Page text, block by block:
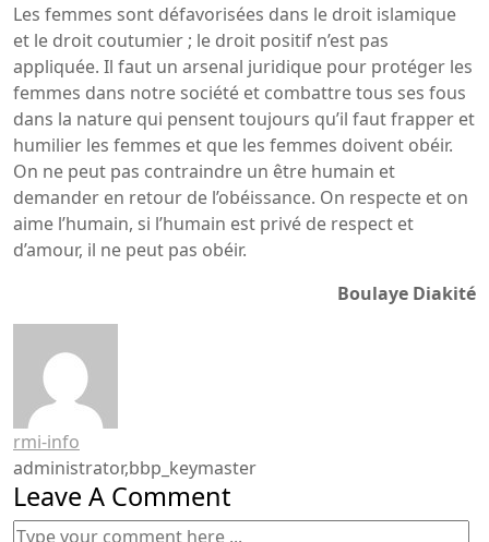
Les femmes sont défavorisées dans le droit islamique
et le droit coutumier ; le droit positif n’est pas
appliquée. Il faut un arsenal juridique pour protéger les
femmes dans notre société et combattre tous ses fous
dans la nature qui pensent toujours qu’il faut frapper et
humilier les femmes et que les femmes doivent obéir.
On ne peut pas contraindre un être humain et
demander en retour de l’obéissance. On respecte et on
aime l’humain, si l’humain est privé de respect et
d’amour, il ne peut pas obéir.
Boulaye Diakité
rmi-info
administrator,bbp_keymaster
Leave A Comment